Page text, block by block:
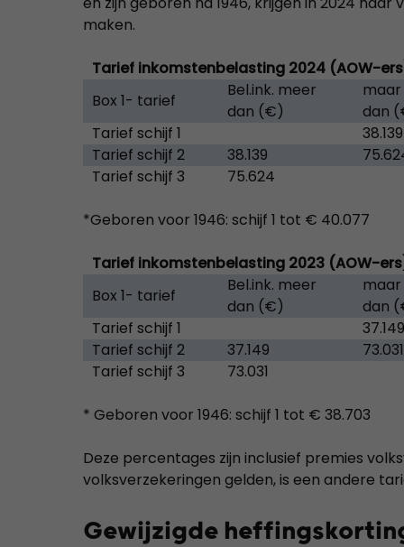
maken.
Tarief inkomstenbelasting 2024 (AOW-
Box 1- tarief
Bel.ink. meer
dan (€)
dan
Tarief schijf 1
Tarief schijf 2
38.139
Tarief schijf 3
75.624
*Geboren voor 1946: schijf 1 tot € 40.077
Tarief inkomstenbelasting 2023 (AOW-
Box 1- tarief
Bel.ink. meer
dan (€)
dan
Tarief schijf 1
Tarief schijf 2
37.149 73.031
Tarief schijf 3
73.031
* Geboren voor 1946: schijf 1 tot € 38.703
Deze percentages zijn inclusief premies
volksverzekeringen gelden, is een andere
Gewijzigde